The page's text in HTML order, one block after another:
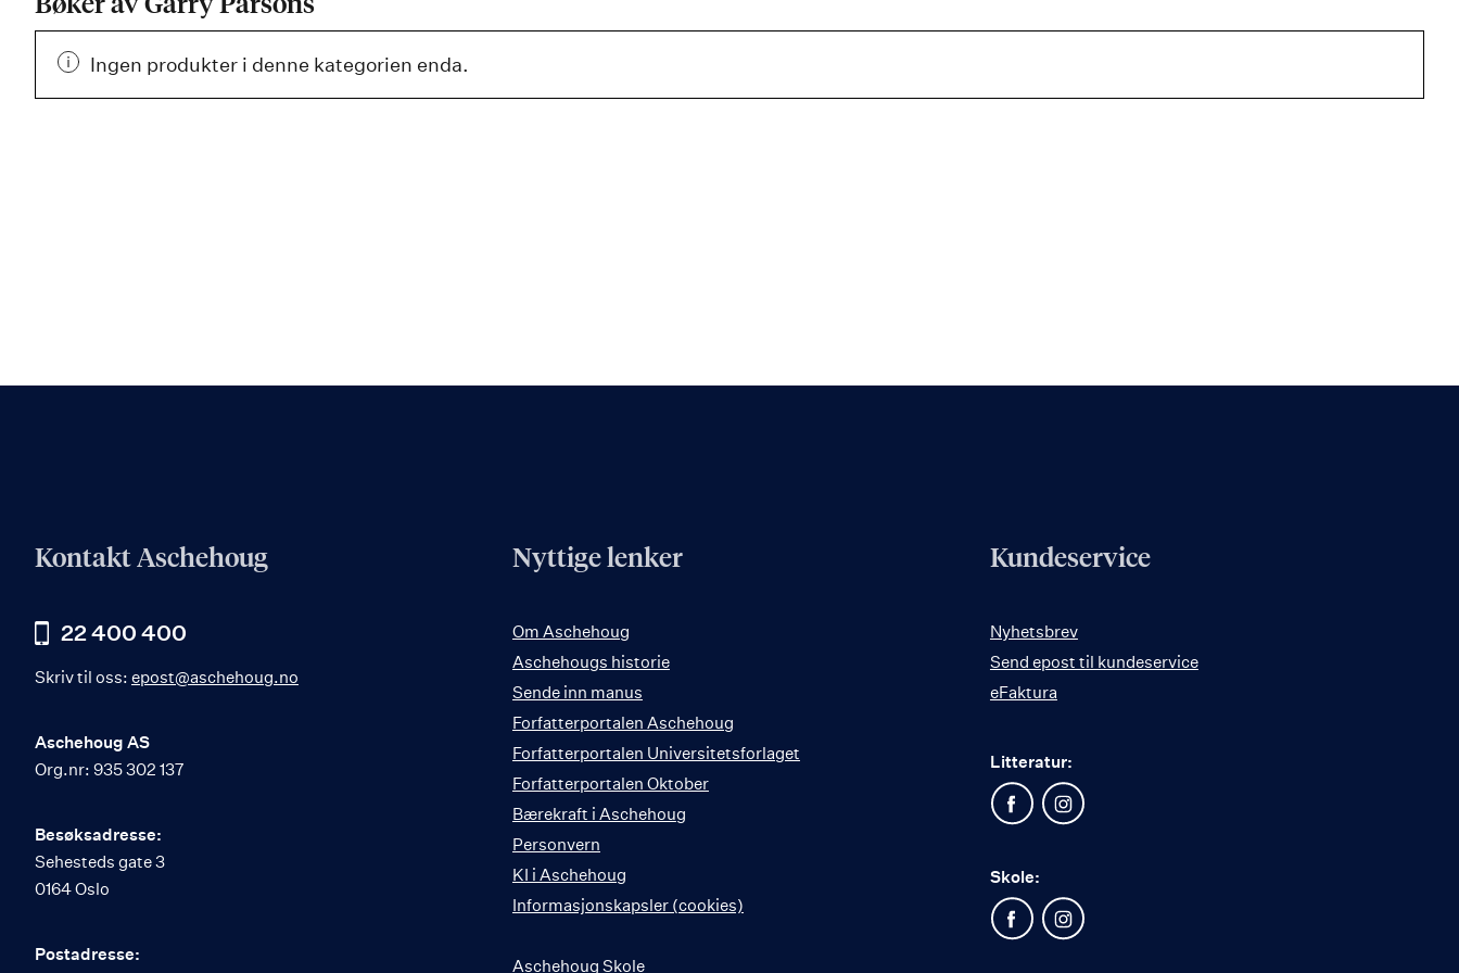
Bøker av Garry Parsons
Ingen produkter i denne kategorien enda.
Kontakt Aschehoug
22 400 400
Skriv til oss: epost@aschehoug.no
Aschehoug AS
Org.nr: 935 302 137
Besøksadresse:
Sehesteds gate 3
0164 Oslo
Postadresse:
Nyttige lenker
Om Aschehoug
Aschehougs historie
Sende inn manus
Forfatterportalen Aschehoug
Forfatterportalen Universitetsforlaget
Forfatterportalen Oktober
Bærekraft i Aschehoug
Personvern
KI i Aschehoug
Informasjonskapsler (cookies)
Aschehoug Skole
Kundeservice
Nyhetsbrev
Send epost til kundeservice
eFaktura
Litteratur:
Skole: